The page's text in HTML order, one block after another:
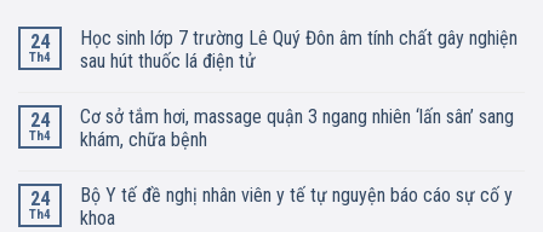
24
Th4
Học sinh lớp 7 trường Lê Quý Đôn âm tính chất gây nghiện
sau hút thuốc lá điện tử
24
Th4
Cơ sở tắm hơi, massage quận 3 ngang nhiên ‘lấn sân’ sang
khám, chữa bệnh
24
Th4
Bộ Y tế đề nghị nhân viên y tế tự nguyện báo cáo sự cố y
khoa